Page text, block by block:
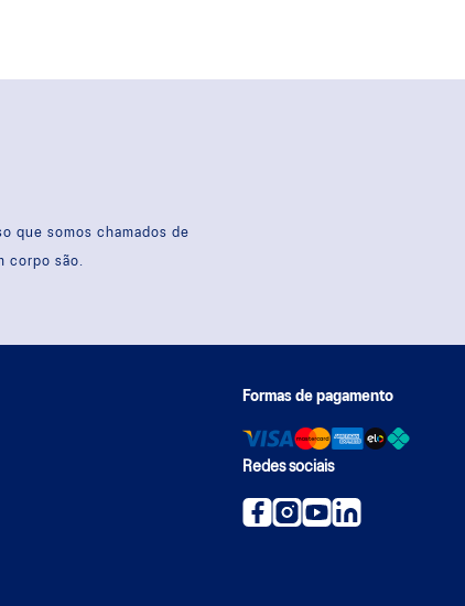
que somos chamados de
corpo são.
Formas de pagamento
Redes sociais